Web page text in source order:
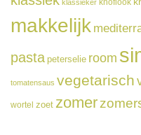
klassieker knoflook
makkelijk
pasta peterselie room
tomatensaus vegetarisch
wortel zoet zomer